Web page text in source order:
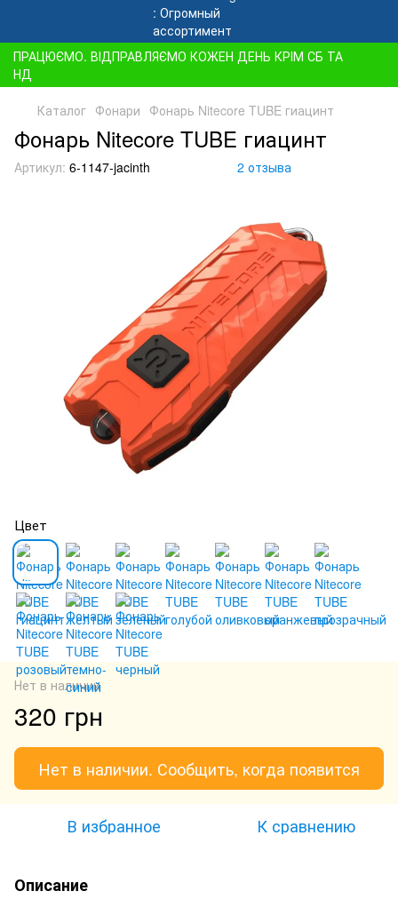
ПРАЦЮЄМО. ВІДПРАВЛЯЄМО КОЖЕН ДЕНЬ КРІМ СБ ТА
НД
Каталог Фонари Фонарь Nitecore TUBE гиацинт
Фонарь Nitecore TUBE гиацинт
Артикул: 6-1147-jacinth 2 отзыва
Цвет
Нет в наличии
320 грн
Нет в наличии. Сообщить, когда появится
В избранное К сравнению
Описание